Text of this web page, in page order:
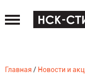
to
navigation
Главная / Новости и